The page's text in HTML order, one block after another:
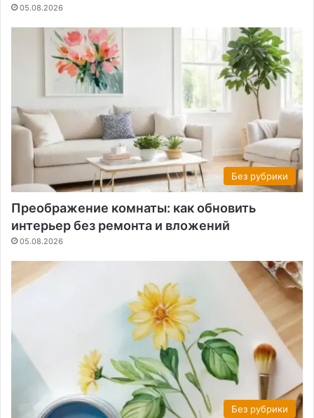
05.08.2026
Без рубрики
Преображение комнаты: как обновить
интерьер без ремонта и вложений
05.08.2026
Без рубрики